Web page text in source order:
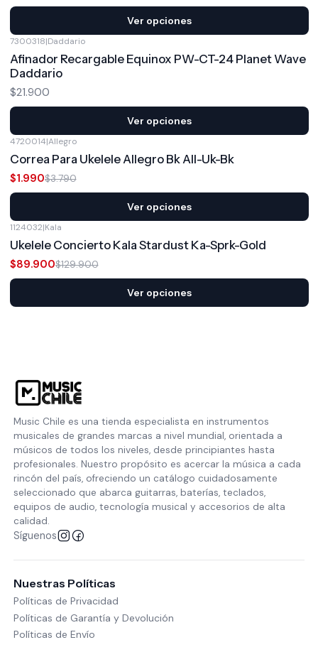
Ver opciones
7300318|Daddario
Afinador Recargable Equinox PW-CT-24 Planet Wave
Daddario
$21.900
Ver opciones
4720014|Allegro
Correa Para Ukelele Allegro Bk All-Uk-Bk
$1.990$3.790
Ver opciones
1124032|Kala
Ukelele Concierto Kala Stardust Ka-Sprk-Gold
$89.900$129.900
Ver opciones
Music Chile es una tienda especialista en instrumentos
musicales de grandes marcas a nivel mundial, orientada a
músicos de todos los niveles, desde principiantes hasta
profesionales. Nuestro propósito es acercar la música a cada
rincón del país, ofreciendo un catálogo cuidadosamente
seleccionado que abarca guitarras, baterías, teclados,
equipos de audio, tecnología musical y accesorios de alta
calidad.
Síguenos
Nuestras Políticas
Políticas de Privacidad
Políticas de Garantía y Devolución
Políticas de Envío